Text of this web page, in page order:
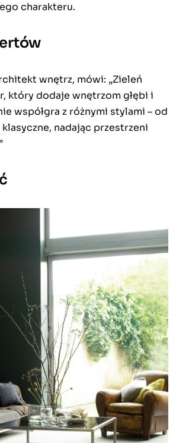
charakteru.
wnętrz, mówi: „Zieleń
który dodaje wnętrzom głębi i
współgra z różnymi stylami – od
nadając przestrzeni